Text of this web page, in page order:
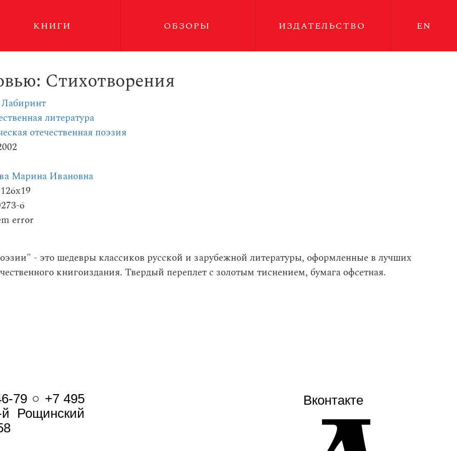
КНИГИ ОБЗОРЫ ИЗДАТЕЛЬСТВО EN
Стихотворения
Лабиринт
литература
отечественная поэзия
Марина Ивановна
6
error
- это шедевры классиков русской и зарубежной литературы, оформленные в лучших
книгоиздания. Твердый переплет с золотым тиснением, бумага офсетная.
79 ○ +7 495
Рощинский
Вконтакте